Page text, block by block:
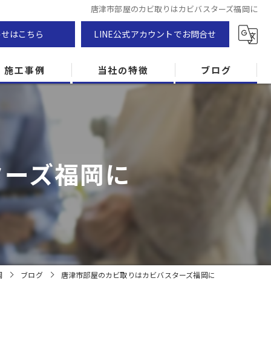
唐津市部屋のカビ取りはカビバスターズ福岡に
はこちら LINE公式アカウントでお問合せ
施工事例 当社の特徴
防カビ
カビ専門
ZEH住宅
カビ検査
ブログ
ズ福岡に
ブログ 唐津市部屋のカビ取りはカビバスターズ福岡に